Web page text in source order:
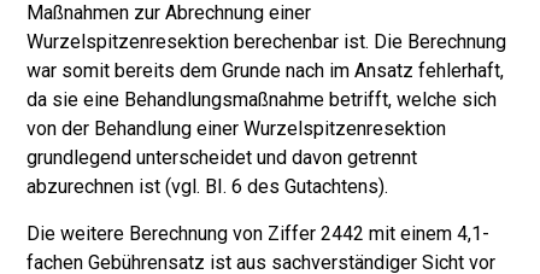
Maßnahmen zur Abrechnung einer
Wurzelspitzenresektion berechenbar ist. Die Berechnung
war somit bereits dem Grunde nach im Ansatz fehlerhaft,
da sie eine Behandlungsmaßnahme betrifft, welche sich
von der Behandlung einer Wurzelspitzenresektion
grundlegend unterscheidet und davon getrennt
abzurechnen ist (vgl. BI. 6 des Gutachtens).
Die weitere Berechnung von Ziffer 2442 mit einem 4,1-
fachen Gebührensatz ist aus sachverständiger Sicht vor